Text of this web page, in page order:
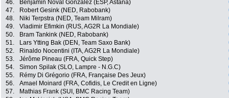
46.
Benjamin Noval Gonzalez (ESP, Astana)
47.
Robert Gesink (NED, Rabobank)
48.
Niki Terpstra (NED, Team Milram)
49.
Vladimir Efimkin (RUS, AG2R La Mondiale)
50.
Bram Tankink (NED, Rabobank)
51.
Lars Ytting Bak (DEN, Team Saxo Bank)
52.
Rinaldo Nocentini (ITA, AG2R La Mondiale)
53.
Jérôme Pineau (FRA, Quick Step)
54.
Simon Spilak (SLO, Lampre - N.G.C)
55.
Rémy Di Grégorio (FRA, Française Des Jeux)
56.
Amael Moinard (FRA, Cofidis, Le Credit en Ligne)
57.
Mathias Frank (SUI, BMC Racing Team)